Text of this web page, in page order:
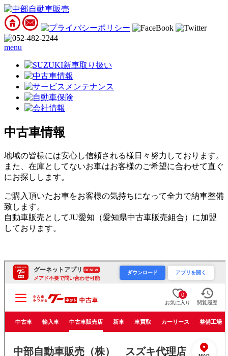
menu
中古車情報
地域の皆様には安心し信頼される様日々努力しております。
また、在庫としてないお車はお客様のご希望に合わせて直ぐ
にお探しします。
ご購入頂いたお車をお客様の気持ちになって全力で納車整備
致します。
自動車販売としてJU愛知（愛知県中古車販売組合）に加盟
しております。